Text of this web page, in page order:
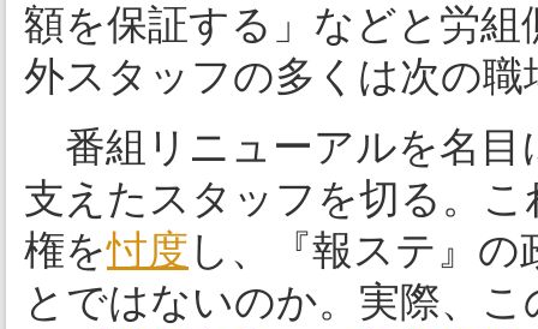
額を保証する」などと労
外スタッフの多くは次の
番組リニューアルを名目
支えたスタッフを切る。
権を忖度 し、『報ステ』
とではないのか。実際、